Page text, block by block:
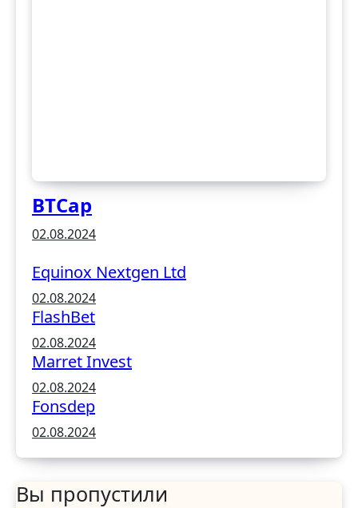
BTCap
02.08.2024
Equinox Nextgen Ltd
02.08.2024
FlashBet
02.08.2024
Marret Invest
02.08.2024
Fonsdep
02.08.2024
Вы пропустили